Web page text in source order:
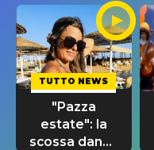
TUTTO NEWS
"Pazza
estate": la
scossa dance